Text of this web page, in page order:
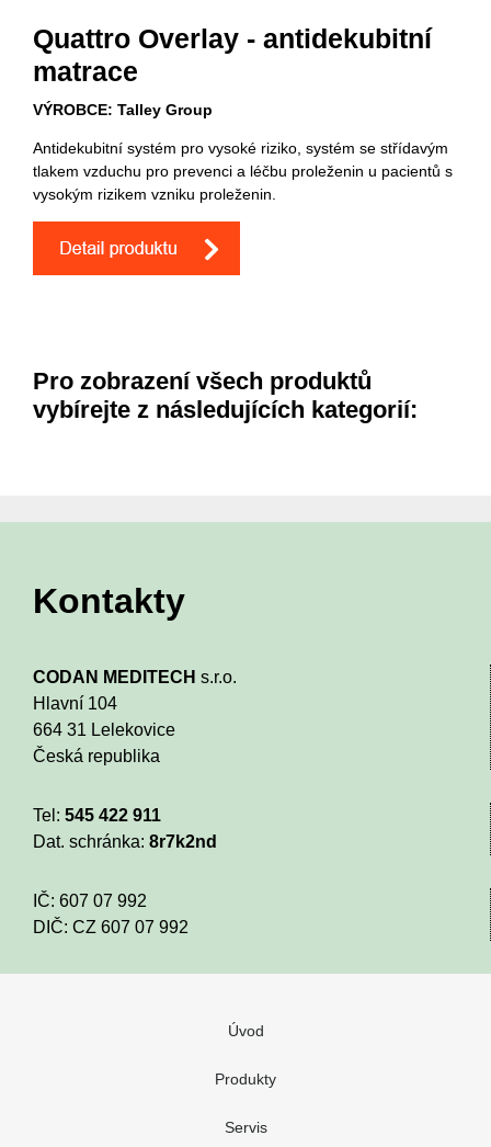
Quattro Overlay - antidekubitní
matrace
VÝROBCE: Talley Group
Antidekubitní systém pro vysoké riziko, systém se střídavým
tlakem vzduchu pro prevenci a léčbu proleženin u pacientů s
vysokým rizikem vzniku proleženin.
Pro zobrazení všech produktů
vybírejte z následujících kategorií:
Kontakty
CODAN MEDITECH s.r.o.
Hlavní 104
664 31 Lelekovice
Česká republika
Tel: 545 422 911
Dat. schránka: 8r7k2nd
IČ: 607 07 992
DIČ: CZ 607 07 992
Nenašli jste co potřebujete nebo máte
Úvod
Produkty
Servis